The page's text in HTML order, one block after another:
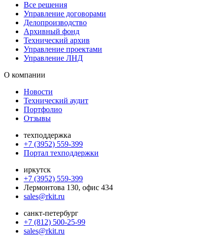
Все решения
Управление договорами
Делопроизводство
Архивный фонд
Технический архив
Управление проектами
Управление ЛНД
О компании
Новости
Технический аудит
Портфолио
Отзывы
техподдержка
+7 (3952) 559-399
Портал техподдержки
иркутск
+7 (3952) 559-399
Лермонтова 130, офис 434
sales@rkit.ru
санкт-петербург
+7 (812) 500-25-99
sales@rkit.ru